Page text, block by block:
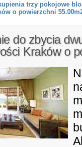
trzy pokojowe
o powierzchni
do zbycia
Kraków o